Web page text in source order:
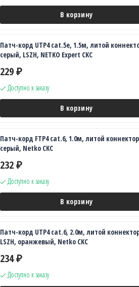
В корзину
Патч-корд UTP4 cat.5e, 1.5м, литой
серый, LSZH, NETKO Expert CKC
229 ₽
Доступно к заказу
В корзину
Патч-корд FTP4 cat.6, 1.0м, литой
серый, Netko CKC
232 ₽
Доступно к заказу
В корзину
Патч-корд UTP4 cat.6, 2.0м, литой
LSZH, оранжевый, Netko CKC
234 ₽
Доступно к заказу